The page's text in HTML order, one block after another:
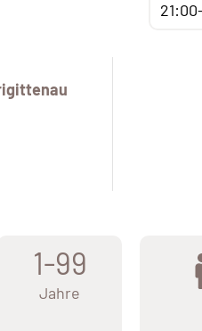
1-99
Jahre